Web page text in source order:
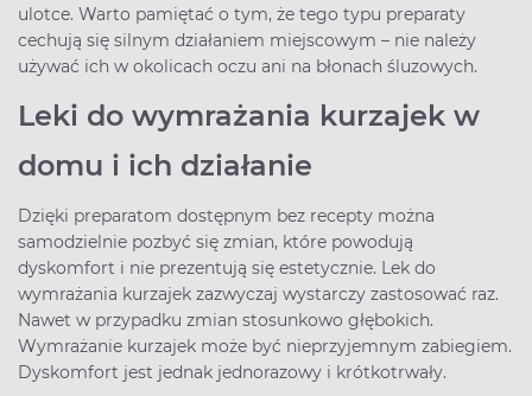
ulotce. Warto pamiętać o tym, że tego typu preparaty
cechują się silnym działaniem miejscowym – nie należy
używać ich w okolicach oczu ani na błonach śluzowych.
Leki do wymrażania kurzajek w
domu i ich działanie
Dzięki preparatom dostępnym bez recepty można
samodzielnie pozbyć się zmian, które powodują
dyskomfort i nie prezentują się estetycznie. Lek do
wymrażania kurzajek zazwyczaj wystarczy zastosować raz.
Nawet w przypadku zmian stosunkowo głębokich.
Wymrażanie kurzajek może być nieprzyjemnym zabiegiem.
Dyskomfort jest jednak jednorazowy i krótkotrwały.